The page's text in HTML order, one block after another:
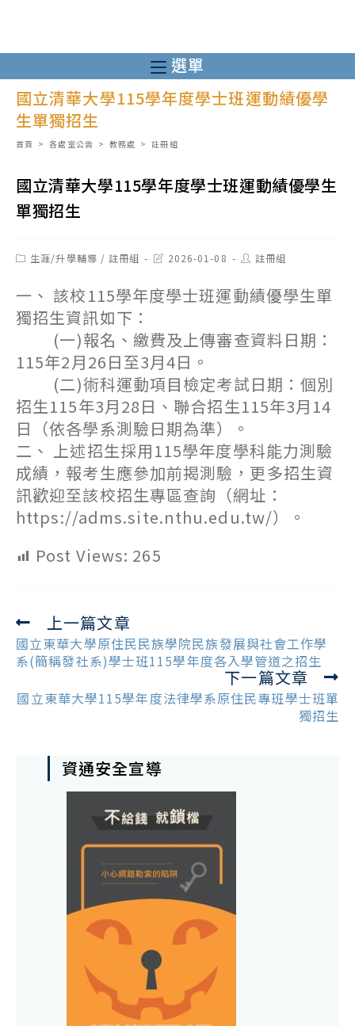
至
主
選單
國立清華大學115學年度學士班運動績優學
生單獨招生
首頁 > 各處室公告 > 教務處 > 註冊組
國立清華大學115學年度學士班運動績優學生
單獨招生
Post生涯/升學輔導 / 註冊組
Post2026-01-08
Post註冊組
一、 該校115學年度學士班運動績優學生單
獨招生資訊如下：
(一)報名、繳費及上傳審查資料日期：
115年2月26日至3月4日。
(二)術科運動項目檢定考試日期：個別
招生115年3月28日、聯合招生115年3月14
日（依各學系測驗日期為準）。
二、 上述招生採用115學年度學科能力測驗
成績，報考生應參加前揭測驗，更多招生資
訊歡迎至該校招生專區查詢（網址：
https://adms.site.nthu.edu.tw/）。
Post Views: 265
Read
more
articles
上一篇文章
國立東華大學原住民民族學院民族發展與社會工作學
系(簡稱發社系)學士班115學年度各入學管道之招生
下一篇文章
國立東華大學115學年度法律學系原住民專班學士班單
獨招生
資通安全宣導